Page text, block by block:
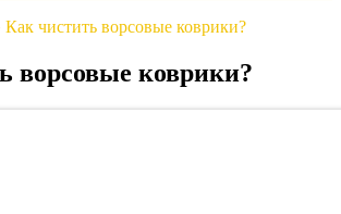
Как чистить ворсовые коврики?
ворсовые коврики?